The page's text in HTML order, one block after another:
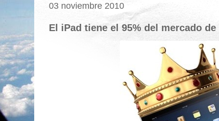
03 noviembre 2010
El iPad tiene el 95% del mercado